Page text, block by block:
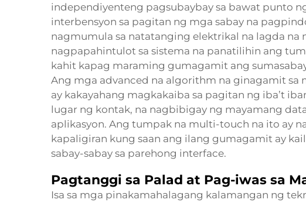
independiyenteng pagsubaybay sa bawat punto
interbensyon sa pagitan ng mga sabay na
nagmumula sa natatanging elektrikal na lagda
nagpapahintulot sa sistema na panatilihin ang
kahit kapag maraming gumagamit ang
Ang mga advanced na algorithm na ginagamit sa
ay kakayahang magkakaiba sa pagitan ng iba’t
lugar ng kontak, na nagbibigay ng mayamang
aplikasyon. Ang tumpak na multi-touch na ito ay
kapaligiran kung saan ang ilang gumagamit ay
sabay-sabay sa parehong interface.
Pagtanggi sa Palad at Pag-iwas sa
Isa sa mga pinakamahalagang kalamangan ng